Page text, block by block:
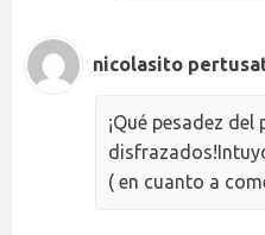
nicolasito
¡Qué pesadez del
( en cuanto a